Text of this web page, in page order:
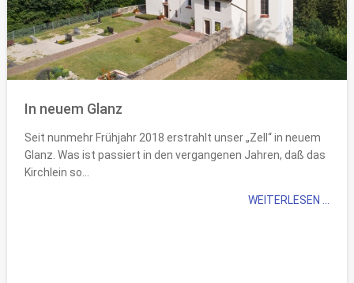
In neuem Glanz
Seit nunmehr Frühjahr 2018 erstrahlt unser „Zell“ in neuem
Glanz. Was ist passiert in den vergangenen Jahren, daß das
Kirchlein so...
WEITERLESEN ...